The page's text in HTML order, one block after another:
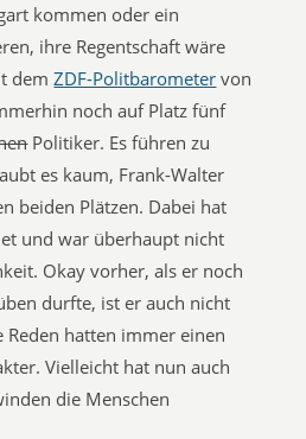
kommen oder ein
ihre Regentschaft wäre
demZDF-Politbarometer von
noch auf Platz fünf
Politiker. Es führen zu
es kaum, Frank-Walter
beiden Plätzen. Dabei hat
und war überhaupt nicht
Okay vorher, als er noch
durfte, ist er auch nicht
Reden hatten immer einen
Vielleicht hat nun auch
die Menschen